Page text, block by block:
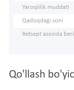
Yaroqlilik muddati
Qadoqdagi soni
Retsept asosida
Qo'llash